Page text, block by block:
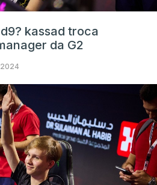
kassad troca
da G2